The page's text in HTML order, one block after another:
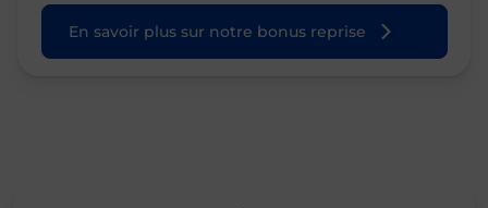
En savoir plus sur notre bonus reprise